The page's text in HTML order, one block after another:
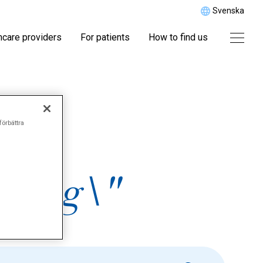
Svenska
providers For patients How to find us